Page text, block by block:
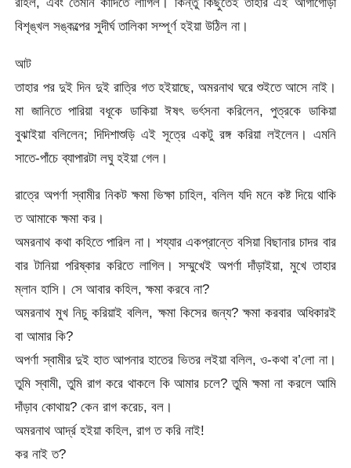
বিশৃঙ্খল সঙ্কল্পের সুদীর্ঘ তালিকা সম্পূর্ণ হইয়া উঠিল না।
আট
তাহার পর দুই দিন দুই রাত্রি গত হইয়াছে, অমরনাথ ঘরে শুইতে আসে নাই।
মা জানিতে পারিয়া বধূকে ডাকিয়া ঈষৎ ভর্ৎসনা করিলেন, পুত্রকে ডাকিয়া
বুঝাইয়া বলিলেন; দিদিশাশুড়ি এই সূত্রে একটু রঙ্গ করিয়া লইলেন। এমনি
সাতে-পাঁচে ব্যাপারটা লঘু হইয়া গেল।
রাত্রে অপর্ণা স্বামীর নিকট ক্ষমা ভিক্ষা চাহিল, বলিল যদি মনে কষ্ট দিয়ে থাকি
ত আমাকে ক্ষমা কর।
অমরনাথ কথা কহিতে পারিল না। শয্যার একপ্রান্তে বসিয়া বিছানার চাদর বার
বার টানিয়া পরিষ্কার করিতে লাগিল। সম্মুখেই অপর্ণা দাঁড়াইয়া, মুখে তাহার
ম্লান হাসি। সে আবার কহিল, ক্ষমা করবে না?
অমরনাথ মুখ নিচু করিয়াই বলিল, ক্ষমা কিসের জন্য? ক্ষমা করবার অধিকারই
বা আমার কি?
অপর্ণা স্বামীর দুই হাত আপনার হাতের ভিতর লইয়া বলিল, ও-কথা ব’লো না।
তুমি স্বামী, তুমি রাগ করে থাকলে কি আমার চলে? তুমি ক্ষমা না করলে আমি
দাঁড়াব কোথায়? কেন রাগ করেচ, বল।
অমরনাথ আর্দ্র হইয়া কহিল, রাগ ত করি নাই!
কর নাই ত?